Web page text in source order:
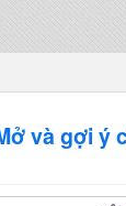
và gợi ý